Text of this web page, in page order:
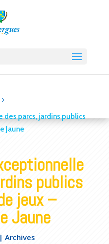
5
parcs, jardins publics
Jaune
publics
jeux –
Jaune
| Archives